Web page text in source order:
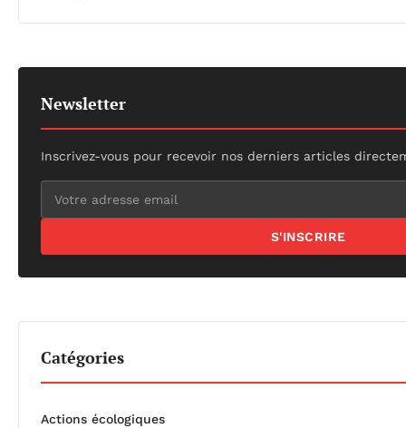
Newsletter
Inscrivez-vous pour recevoir nos derniers articles
S'INSCRIRE
Catégories
Actions écologiques